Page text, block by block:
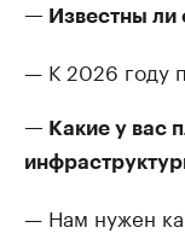
— Известны ли
— К 2026 году
— Какие у вас
— Нам нужен